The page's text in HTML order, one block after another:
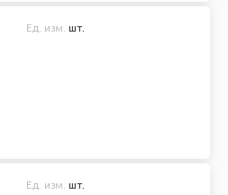
Ед. изм. шт.
Ед. изм. шт.